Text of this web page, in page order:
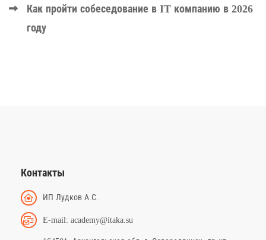
Как пройти собеседование в IT компанию в 2026
году
Контакты
ИП Лудков А.С.
E-mail: academy@itaka.su